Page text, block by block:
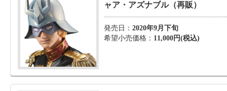
ャア・アズナブル（再販）
発売日： 2020年9月下旬
希望小売価格： 11,000円(税込)